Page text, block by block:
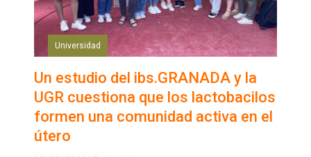
Universidad
Un estudio del ibs.GRANADA y la
UGR cuestiona que los lactobacilos
formen una comunidad activa en el
útero